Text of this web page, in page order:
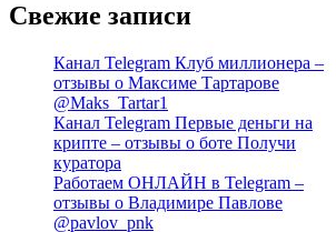
Свежие записи
Канал Telegram Клуб миллионера –
отзывы о Максиме Тартарове
@Maks_Tartar1
Канал Telegram Первые деньги на
крипте – отзывы о боте Получи
куратора
Работаем ОНЛАЙН в Telegram –
отзывы о Владимире Павлове
@pavlov_pnk